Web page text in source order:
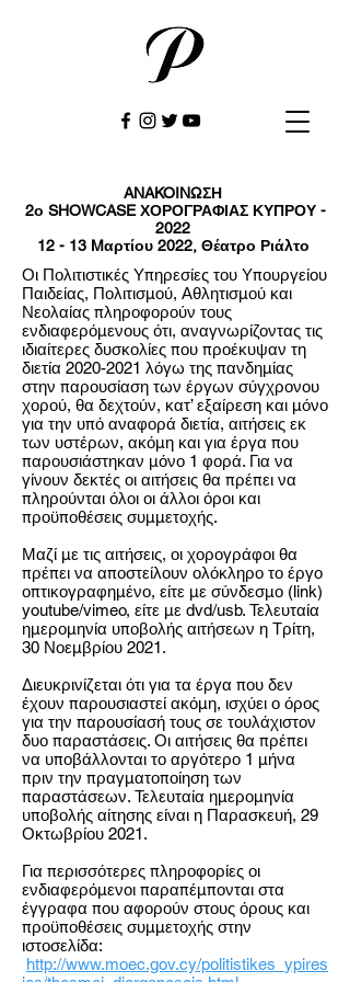
ANAKOINΩΣΗ
2ο SHOWCASE ΧΟΡΟΓΡΑΦΙΑΣ ΚΥΠΡΟΥ -
2022
12 - 13 Mαρτίου 2022, Θέατρο Ριάλτο
Οι Πολιτιστικές Υπηρεσίες του Υπουργείου
Παιδείας, Πολιτισμού, Αθλητισμού και
Νεολαίας πληροφορούν τους
ενδιαφερόμενους ότι, αναγνωρίζοντας τις
ιδιαίτερες δυσκολίες που προέκυψαν τη
διετία 2020-2021 λόγω της πανδημίας
στην παρουσίαση των έργων σύγχρονου
χορού, θα δεχτούν, κατ’ εξαίρεση και μόνο
για την υπό αναφορά διετία, αιτήσεις εκ
των υστέρων, ακόμη και για έργα που
παρουσιάστηκαν μόνο 1 φορά. Για να
γίνουν δεκτές οι αιτήσεις θα πρέπει να
πληρούνται όλοι οι άλλοι όροι και
προϋποθέσεις συμμετοχής.
Μαζί με τις αιτήσεις, οι χορογράφοι θα
πρέπει να αποστείλουν ολόκληρο το έργο
οπτικογραφημένο, είτε με σύνδεσμο (link)
youtube/vimeo, είτε με dvd/usb. Τελευταία
ημερομηνία υποβολής αιτήσεων η Τρίτη,
30 Νοεμβρίου 2021.
Διευκρινίζεται ότι για τα έργα που δεν
έχουν παρουσιαστεί ακόμη, ισχύει ο όρος
για την παρουσίασή τους σε τουλάχιστον
δυο παραστάσεις. Οι αιτήσεις θα πρέπει
να υποβάλλονται το αργότερο 1 μήνα
πριν την πραγματοποίηση των
παραστάσεων. Τελευταία ημερομηνία
υποβολής αίτησης είναι η Παρασκευή, 29
Οκτωβρίου 2021.
Για περισσότερες πληροφορίες οι
ενδιαφερόμενοι παραπέμπονται στα
έγγραφα που αφορούν στους όρους και
προϋποθέσεις συμμετοχής στην
ιστοσελίδα:
http://www.moec.gov.cy/politistikes_ypires